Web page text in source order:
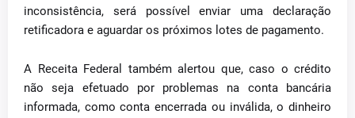
inconsistência, será possível enviar uma declaração
retificadora e aguardar os próximos lotes de pagamento.
A Receita Federal também alertou que, caso o crédito
não seja efetuado por problemas na conta bancária
informada, como conta encerrada ou inválida, o dinheiro